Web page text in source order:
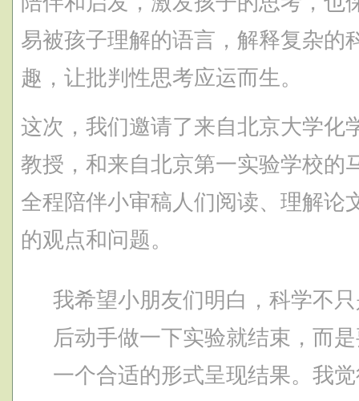
易被孩子理解的语言，解释复杂的
趣，让批判性思考应运而生。
这次，我们邀请了来自北京大学化
教授，和来自北京第一实验学校的
全程陪伴小审稿人们阅读、理解论
的观点和问题。
我希望小朋友们明白，科学不
后动手做一下实验就结束，而
一个合适的形式呈现结果。我